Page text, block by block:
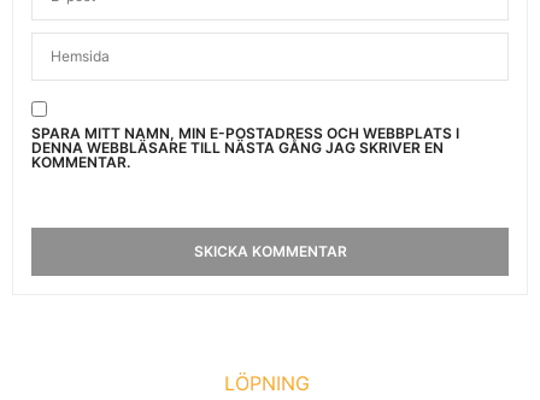
SPARA MITT NAMN, MIN E-POSTADRESS OCH WEBBPLATS I
DENNA WEBBLÄSARE TILL NÄSTA GÅNG JAG SKRIVER EN
KOMMENTAR.
LÖPNING